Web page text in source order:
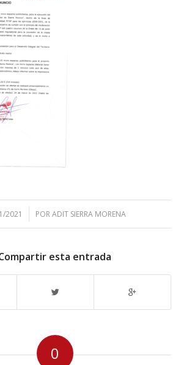
2021 PORADIT SIERRA MORENA
esta entrada
0